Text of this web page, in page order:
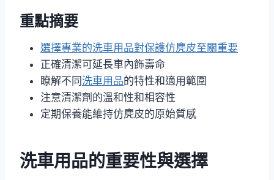
重點摘要
選擇專業的洗車用品對保護仿麂皮至關重要
正確清潔可延長車內飾壽命
瞭解不同 洗車用品的特性和適用範圍
注意清潔劑的溫和性和相容性
定期保養能維持仿麂皮的原始質感
洗車用品的重要性與選擇